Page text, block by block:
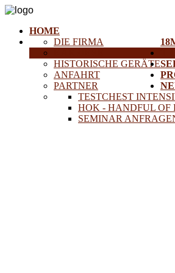
HOME
DIE FIRMA
HISTORISCHE GERÄTE
ANFAHRT
PARTNER
TESTCHEST
HOK - HANDFUL OF
SEMINAR